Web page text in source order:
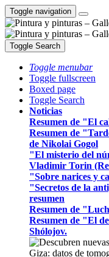
Toggle navigation
Toggle Search
Toggle menubar
Toggle fullscreen
Boxed page
Toggle Search
Noticias
Resumen de "El
Resumen de
de Nikolai Gogol
"El misterio del
Vladimir Torin
"Sobre narices y
"Secretos de la
resumen
Resumen de
Resumen de "El
Shólojov.